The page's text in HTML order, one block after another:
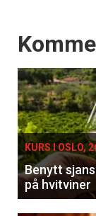
Events
KURS I OSLO,
Benytt
på hvitviner